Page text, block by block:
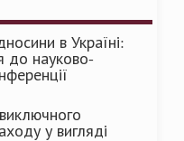
в Україні:
до науково-
у вигляді